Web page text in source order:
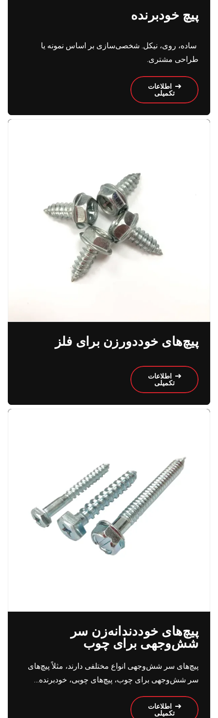
پیچ خود‌برنده
ساده، روی، نیکل. شخصی‌سازی بر اساس نمونه یا
طراحی مشتری.
اطلاعات
تکمیلی
پیچ‌های خود‌دورزن برای فلز
اطلاعات
تکمیلی
پیچ‌های خود‌دندانه‌زن سر
شش‌وجهی برای چوب
پیچ‌های سر شش‌وجهی انواع مختلفی دارند، مثلاً پیچ‌های
سر شش‌وجهی برای چوب، پیچ‌های چوبی، خود‌برنده…
اطلاعات
تکمیلی